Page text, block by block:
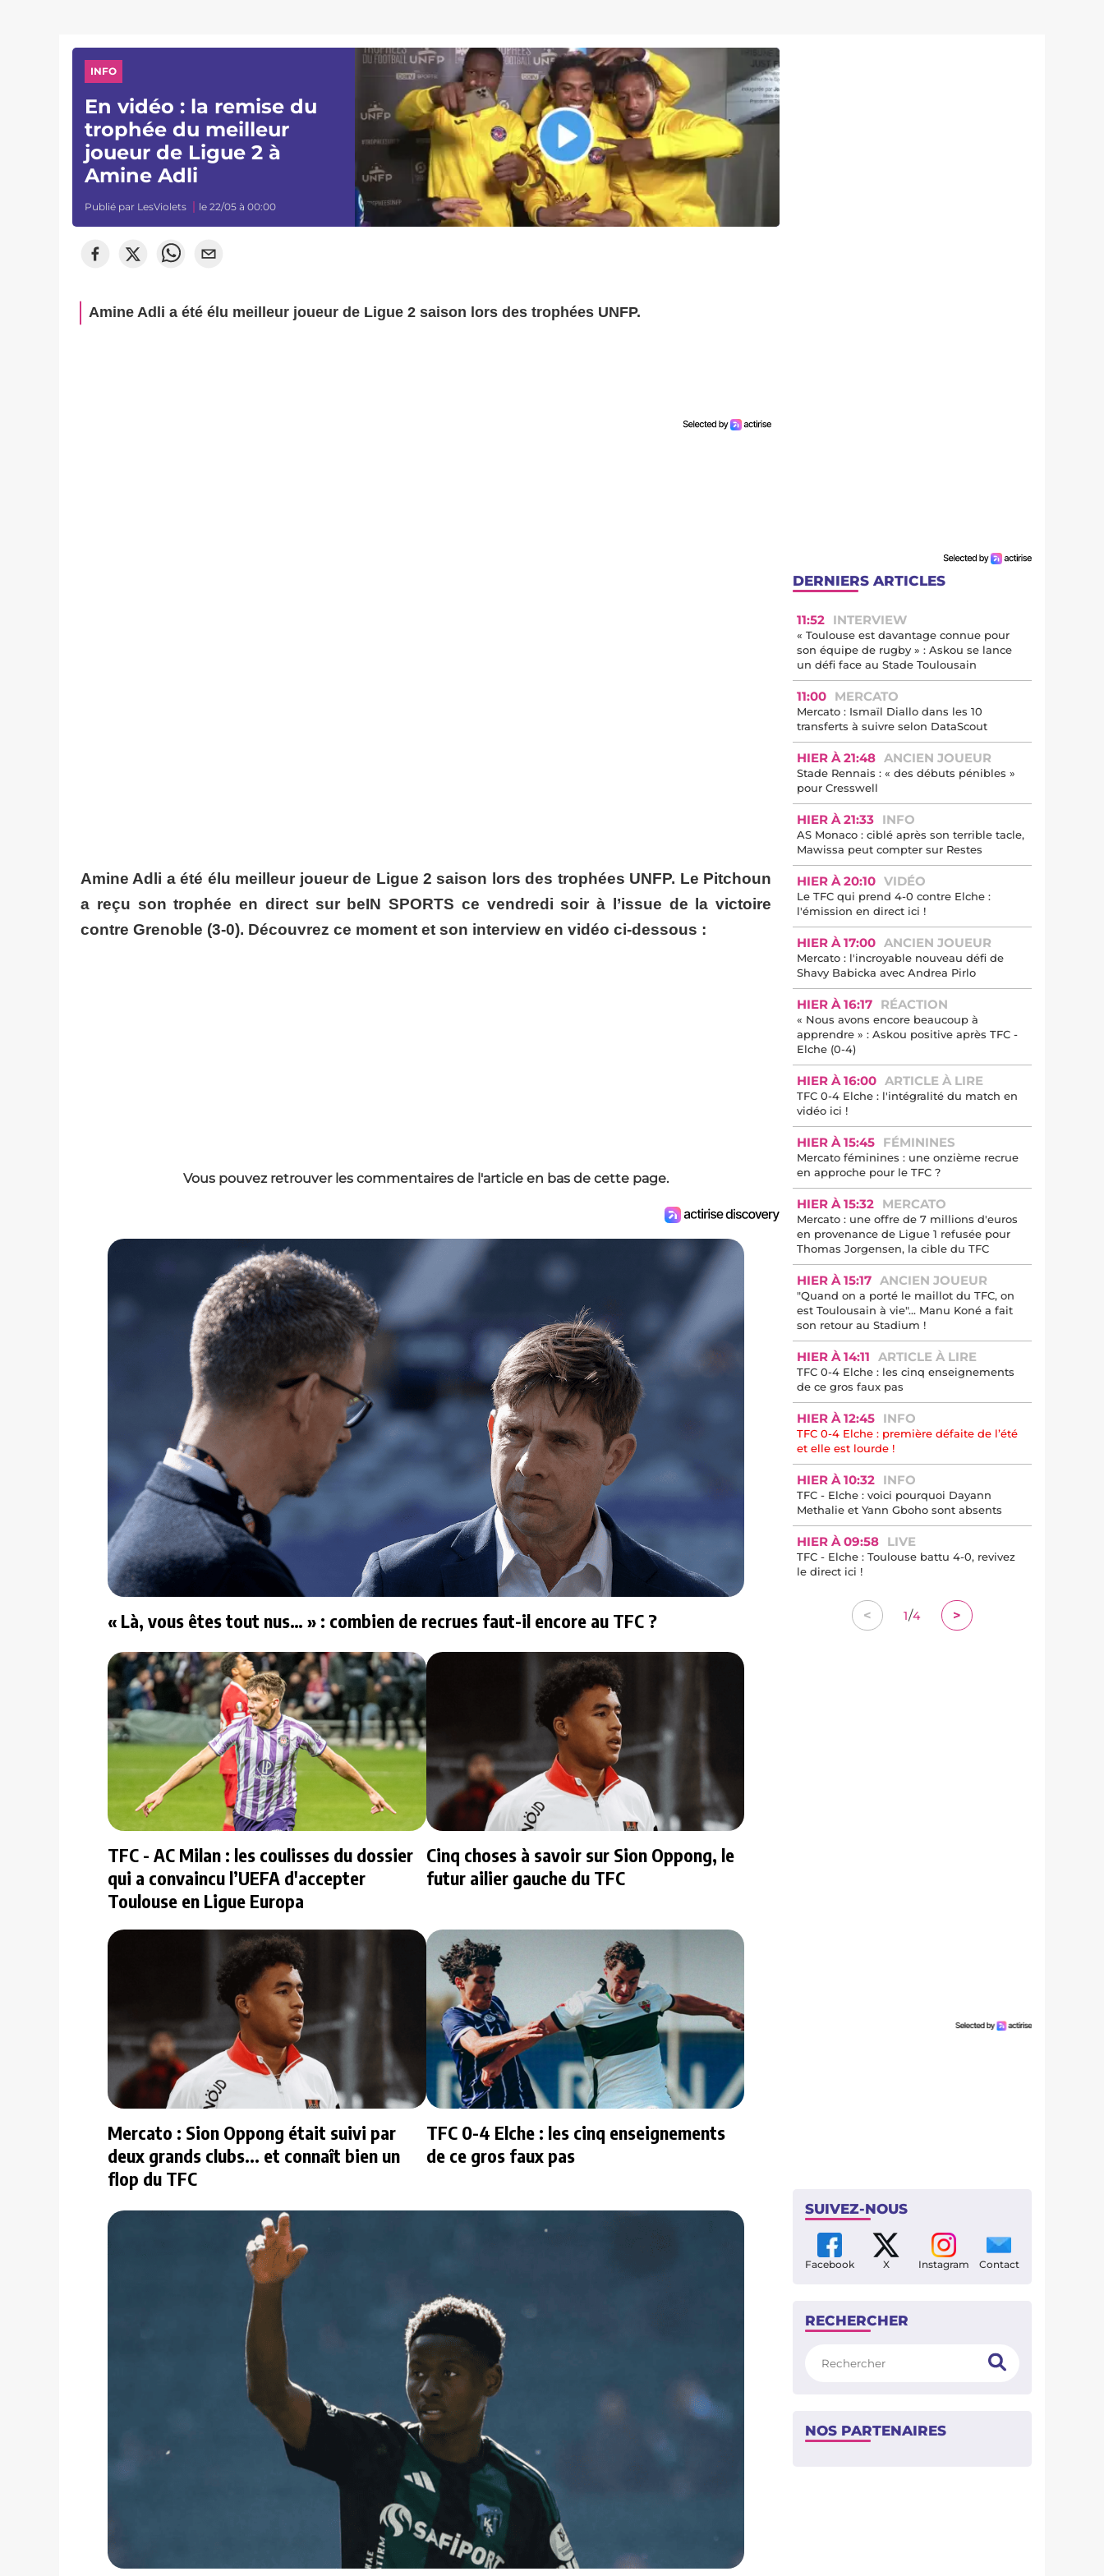
INFO
En vidéo : la remise du
trophée du meilleur
joueur de Ligue 2 à
Amine Adli
Publié par LesViolets le 22/05 à 00:00
Amine Adli a été élu meilleur joueur de Ligue 2 saison lors des trophées UNFP.
Amine Adli a été élu meilleur joueur de Ligue 2 saison lors des trophées UNFP. Le Pitchoun
a reçu son trophée en direct sur beIN SPORTS ce vendredi soir à l’issue de la victoire
contre Grenoble (3-0). Découvrez ce moment et son interview en vidéo ci-dessous :
Vous pouvez retrouver les commentaires de l'article en bas de cette page.
« Là, vous êtes tout nus… » : combien de recrues faut-il encore au TFC ?
TFC - AC Milan : les coulisses du dossier
qui a convaincu l’UEFA d'accepter
Toulouse en Ligue Europa
Cinq choses à savoir sur Sion Oppong, le
futur ailier gauche du TFC
Mercato : Sion Oppong était suivi par
deux grands clubs... et connaît bien un
flop du TFC
TFC 0-4 Elche : les cinq enseignements
de ce gros faux pas
DERNIERS ARTICLES
11:52 INTERVIEW
« Toulouse est davantage connue pour
son équipe de rugby » : Askou se lance
un défi face au Stade Toulousain
11:00 MERCATO
Mercato : Ismaïl Diallo dans les 10
transferts à suivre selon DataScout
HIER À 21:48 ANCIEN JOUEUR
Stade Rennais : « des débuts pénibles »
pour Cresswell
HIER À 21:33 INFO
AS Monaco : ciblé après son terrible tacle,
Mawissa peut compter sur Restes
HIER À 20:10 VIDÉO
Le TFC qui prend 4-0 contre Elche :
l'émission en direct ici !
HIER À 17:00 ANCIEN JOUEUR
Mercato : l'incroyable nouveau défi de
Shavy Babicka avec Andrea Pirlo
HIER À 16:17 RÉACTION
« Nous avons encore beaucoup à
apprendre » : Askou positive après TFC -
Elche (0-4)
HIER À 16:00 ARTICLE À LIRE
TFC 0-4 Elche : l'intégralité du match en
vidéo ici !
HIER À 15:45 FÉMININES
Mercato féminines : une onzième recrue
en approche pour le TFC ?
HIER À 15:32 MERCATO
Mercato : une offre de 7 millions d'euros
en provenance de Ligue 1 refusée pour
Thomas Jorgensen, la cible du TFC
HIER À 15:17 ANCIEN JOUEUR
"Quand on a porté le maillot du TFC, on
est Toulousain à vie"... Manu Koné a fait
son retour au Stadium !
HIER À 14:11 ARTICLE À LIRE
TFC 0-4 Elche : les cinq enseignements
de ce gros faux pas
HIER À 12:45 INFO
TFC 0-4 Elche : première défaite de l’été
et elle est lourde !
HIER À 10:32 INFO
TFC - Elche : voici pourquoi Dayann
Methalie et Yann Gboho sont absents
HIER À 09:58 LIVE
TFC - Elche : Toulouse battu 4-0, revivez
le direct ici !
< 1/4 >
SUIVEZ-NOUS
Facebook X Instagram Contact
RECHERCHER
NOS PARTENAIRES